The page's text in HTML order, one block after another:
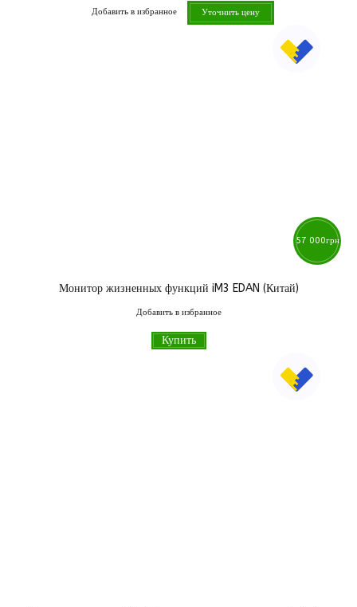
Добавить в избранное Уточнить цену
Монитор жизненных функций iM3 EDAN (Китай)
Добавить в избранное
57 000грн
Купить